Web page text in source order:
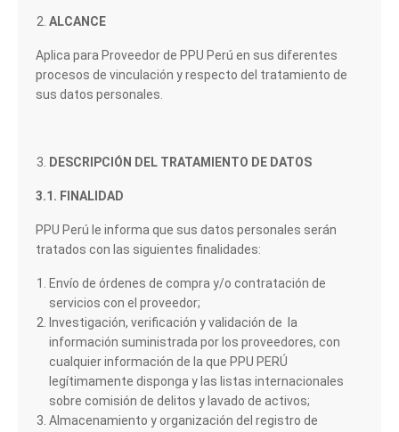
ALCANCE
Aplica para Proveedor de PPU Perú en sus diferentes
procesos de vinculación y respecto del tratamiento de
sus datos personales.
DESCRIPCIÓN DEL TRATAMIENTO DE DATOS
3.1. FINALIDAD
PPU Perú le informa que sus datos personales serán
tratados con las siguientes finalidades:
Envío de órdenes de compra y/o contratación de
servicios con el proveedor;
Investigación, verificación y validación de la
información suministrada por los proveedores, con
cualquier información de la que PPU PERÚ
legítimamente disponga y las listas internacionales
sobre comisión de delitos y lavado de activos;
Almacenamiento y organización del registro de